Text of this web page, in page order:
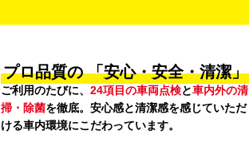
プロ品質の 「安心・安全・清潔」
ご利用のたびに、 24項目の車両点検と車内外の清
掃・除菌を徹底。安心感と清潔感を感じていただ
ける車内環境にこだわっています。